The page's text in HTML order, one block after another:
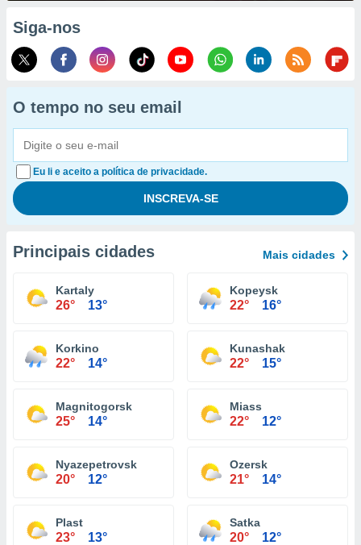
Siga-nos
O tempo no seu email
Eu li e aceito a política de privacidade.
Principais cidades Mais cidades
Kartaly
26° 13°
Kopeysk
22° 16°
Korkino
22° 14°
Kunashak
22° 15°
Magnitogorsk
25° 14°
Miass
22° 12°
Nyazepetrovsk
20° 12°
Ozersk
21° 14°
Plast
23° 13°
Satka
20° 12°